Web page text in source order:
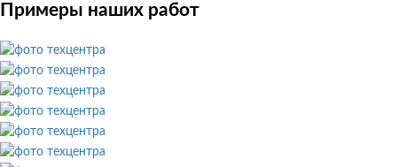
Примеры наших работ